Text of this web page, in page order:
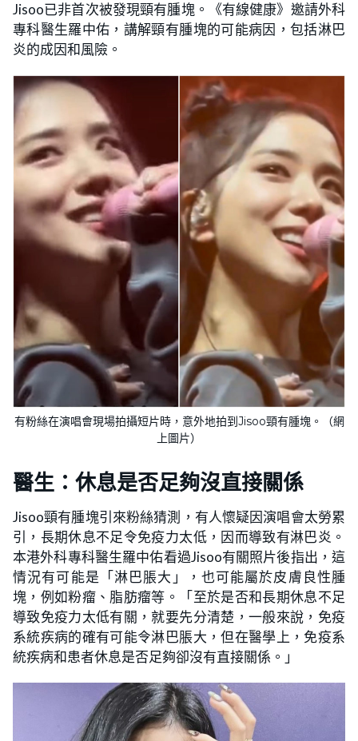
Jisoo已非首次被發現頸有腫塊。《有線健康》邀請外科
專科醫生羅中佑，講解頸有腫塊的可能病因，包括淋巴
炎的成因和風險。
有粉絲在演唱會現場拍攝短片時，意外地拍到Jisoo頸有腫塊。（網
上圖片）
醫生：休息是否足夠沒直接關係
Jisoo頸有腫塊引來粉絲猜測，有人懷疑因演唱會太勞累
引，長期休息不足令免疫力太低，因而導致有淋巴炎。
本港外科專科醫生羅中佑看過Jisoo有關照片後指出，這
情況有可能是「淋巴脹大」，也可能屬於皮膚良性腫
塊，例如粉瘤、脂肪瘤等。「至於是否和長期休息不足
導致免疫力太低有關，就要先分清楚，一般來說，免疫
系統疾病的確有可能令淋巴脹大，但在醫學上，免疫系
統疾病和患者休息是否足夠卻沒有直接關係。」